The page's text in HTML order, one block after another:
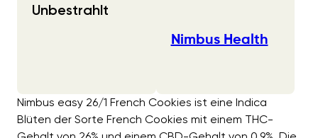
Unbestrahlt
Nimbus Health
Nimbus easy 26/1 French Cookies ist eine Indica
Blüten der Sorte French Cookies mit einem THC-